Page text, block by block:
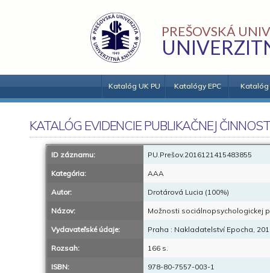
PREŠOVSKÁ
Katalóg UK PU Katalógy EPC Katalóg
KATALÓG EVIDENCIE PUBLIKAČNEJ
ID záznamu: PU.Prešov.2016121415483855
Kategória: AAA
Autor: Drotárová Lucia (100%)
Názov: Možnosti sociálnopsychologickej
Vydavateľské údaje: Praha : Nakladatelství Epocha,
Rozsah: 166 s.
ISBN: 978-80-7557-003-1